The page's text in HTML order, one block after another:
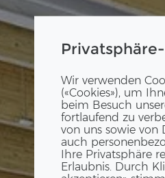
Wir verwenden
(«Cookies»), um
beim Besuch
fortlaufend zu
von uns sowie
auch
Ihre Privatsphäre
Erlaubnis. Durch